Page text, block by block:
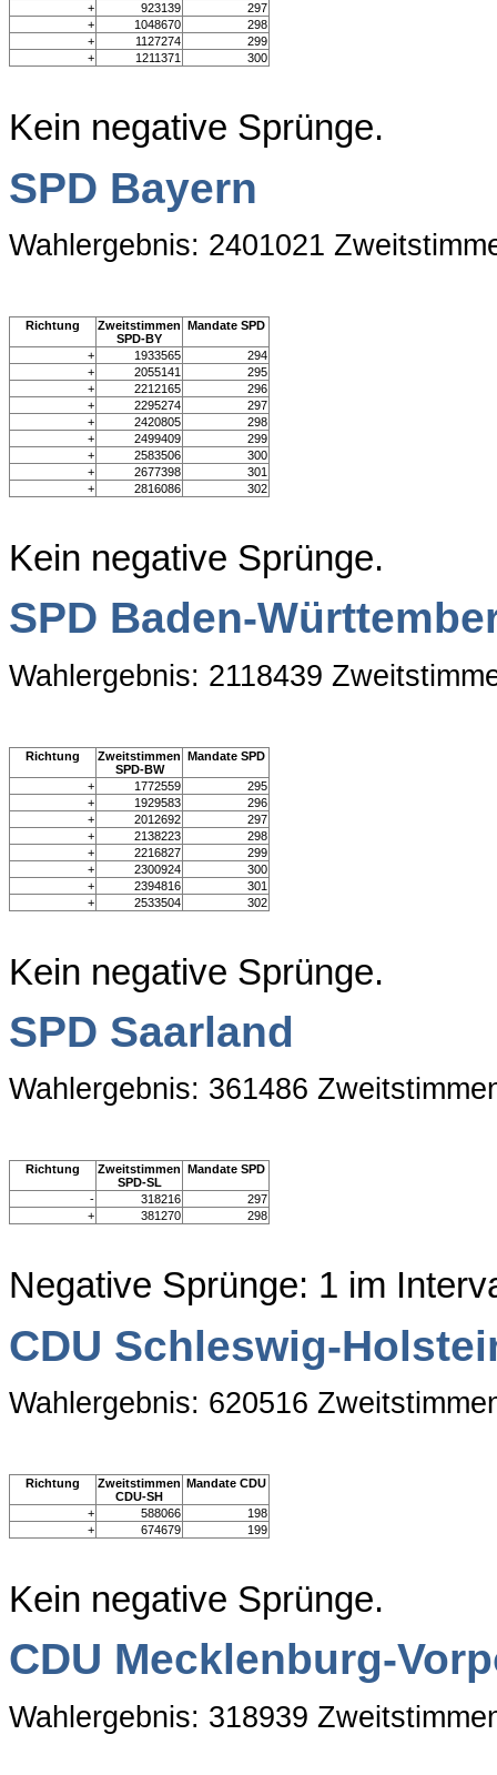
+
923139
297
+
1048670
298
+
1127274
299
+
1211371 300
Kein negative Sprünge.
SPD Bayern
Wahlergebnis: 2401021
Richtung
Zweitstimmen
SPD-BY
Mandate SPD
+ 1933565
294
+
2055141
295
+
2212165
296
+
2295274
297
+
2420805
298
+
2499409
299
+
2583506
300
+
2677398
301
+
2816086 302
Kein negative Sprünge.
SPD Baden-
Wahlergebnis: 2118439
Richtung
Zweitstimmen
SPD-BW
Mandate SPD
+ 1772559
295
+
1929583
296
+
2012692
297
+
2138223
298
+
2216827
299
+
2300924
300
+
2394816
301
+
2533504 302
Kein negative Sprünge.
SPD Saarland
Wahlergebnis: 361486
Richtung
Zweitstimmen
SPD-SL
Mandate SPD
- 318216
297
+
381270 298
Negative Sprünge: 1 im
CDU Schleswig-
Wahlergebnis: 620516
Richtung
Zweitstimmen
CDU-SH
Mandate CDU
+ 588066
198
+
674679 199
Kein negative Sprünge.
CDU Mecklenburg-
Wahlergebnis: 318939